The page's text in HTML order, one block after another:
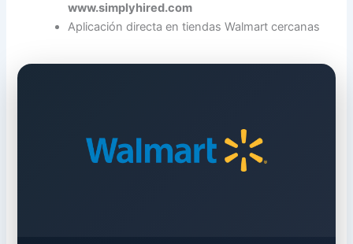
www.simplyhired.com
Aplicación directa en tiendas Walmart cercanas